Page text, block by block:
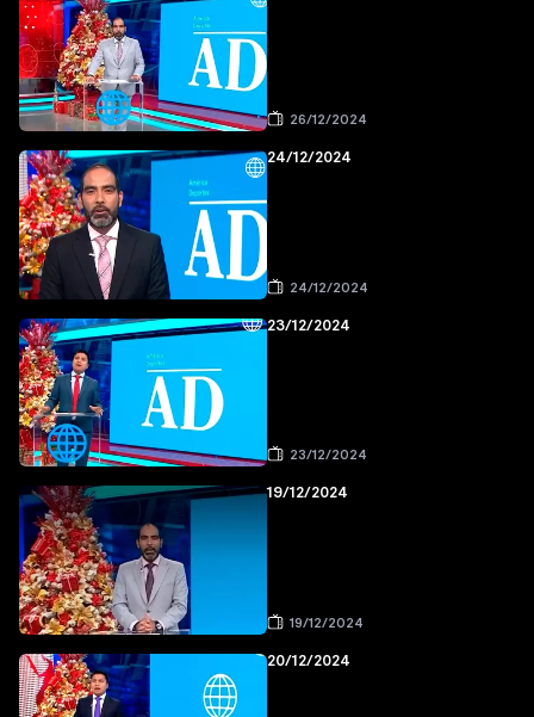
26/12/2024
24/12/2024
24/12/2024
23/12/2024
23/12/2024
19/12/2024
19/12/2024
20/12/2024